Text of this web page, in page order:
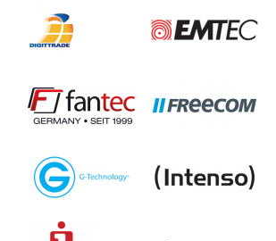
AC631
AP2TBAC631
AD100
AC533
AP1TBAC533B-1
AC633